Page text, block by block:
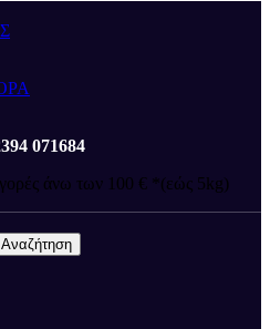
071684
άνω των 100 € *(εώς 5kg)
Αναζήτηση